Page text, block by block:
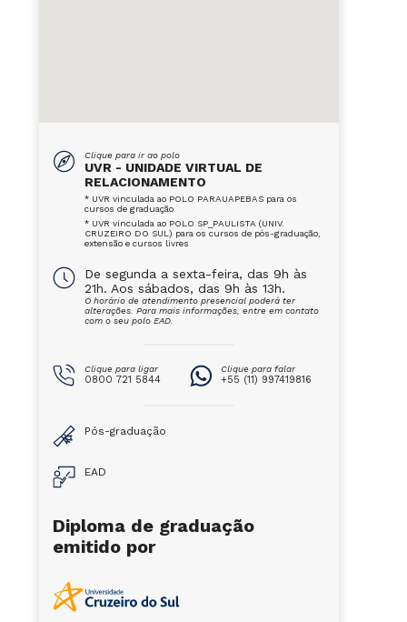
Clique para ir ao polo
UVR - UNIDADE VIRTUAL DE
RELACIONAMENTO
* UVR vinculada ao POLO PARAUAPEBAS para os
cursos de graduação
* UVR vinculada ao POLO SP_PAULISTA (UNIV.
CRUZEIRO DO SUL) para os cursos de pós-graduação,
extensão e cursos livres
De segunda a sexta-feira, das 9h às
21h. Aos sábados, das 9h às 13h.
O horário de atendimento presencial poderá ter
alterações. Para mais informações, entre em contato
com o seu polo EAD.
Clique para ligar
0800 721 5844
Clique para falar
+55 (11) 997419816
Pós-graduação
EAD
Diploma de graduação
emitido por